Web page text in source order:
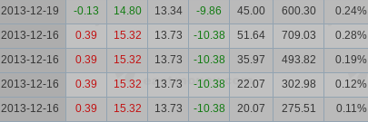
2013-12-19 -0.13 14.80 13.34 -9.86 45.00 600.30 0.24%
2013-12-16 0.39 15.32 13.73 -10.38 51.64 709.03 0.28%
2013-12-16 0.39 15.32 13.73 -10.38 35.97 493.82 0.19%
2013-12-16 0.39 15.32 13.73 -10.38 22.07 302.98 0.12%
2013-12-16 0.39 15.32 13.73 -10.38 20.07 275.51 0.11%